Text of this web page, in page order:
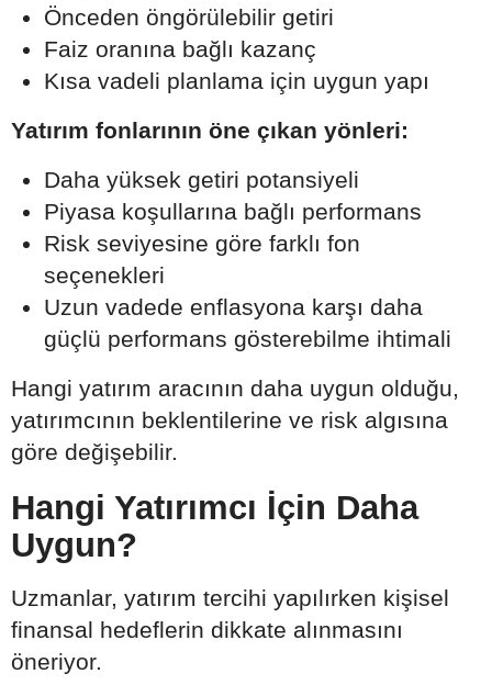
Önceden öngörülebilir getiri
Faiz oranına bağlı kazanç
Kısa vadeli planlama için uygun yapı
Yatırım fonlarının öne çıkan yönleri:
Daha yüksek getiri potansiyeli
Piyasa koşullarına bağlı performans
Risk seviyesine göre farklı fon
seçenekleri
Uzun vadede enflasyona karşı daha
güçlü performans gösterebilme ihtimali
Hangi yatırım aracının daha uygun olduğu,
yatırımcının beklentilerine ve risk algısına
göre değişebilir.
Hangi Yatırımcı İçin Daha
Uygun?
Uzmanlar, yatırım tercihi yapılırken kişisel
finansal hedeflerin dikkate alınmasını
öneriyor.